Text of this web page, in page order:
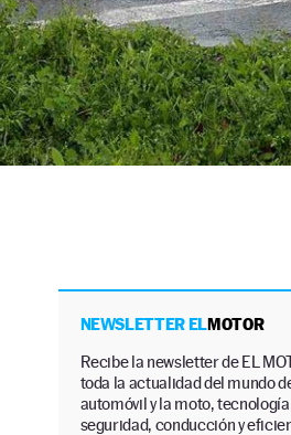
NEWSLETTER ELMOTOR
Recibe la newsletter de EL
toda la actualidad del mundo
automóvil y la moto,
seguridad, conducción y